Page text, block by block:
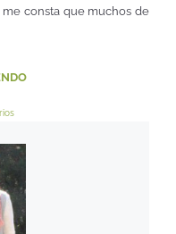
consta que muchos de